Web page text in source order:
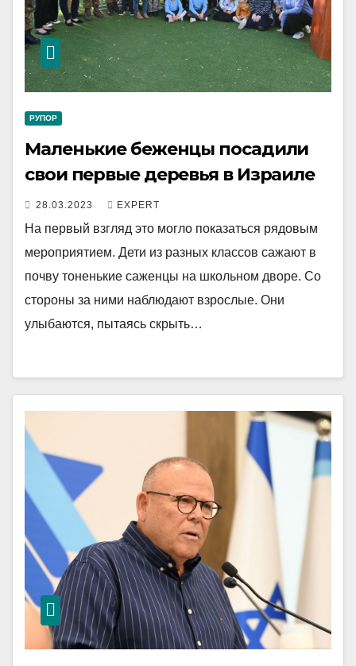
РУПОР
Маленькие беженцы посадили
свои первые деревья в Израиле
28.03.2023 EXPERT
На первый взгляд это могло показаться рядовым
мероприятием. Дети из разных классов сажают в
почву тоненькие саженцы на школьном дворе. Со
стороны за ними наблюдают взрослые. Они
улыбаются, пытаясь скрыть…